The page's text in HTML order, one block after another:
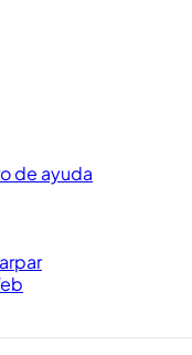
de ayuda